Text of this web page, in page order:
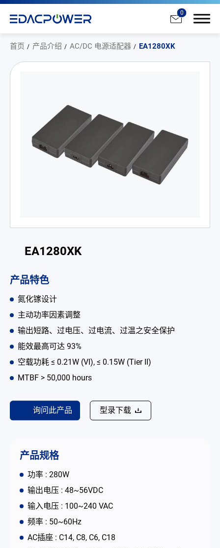
0
首页 产品介绍 AC/DC 电源适配器 EA1280XK
EA1280XK
产品特色
氮化镓设计
主动功率因素调整
输出短路、过电压、过电流、过温之安全保护
能效最高可达 93%
空载功耗 ≤ 0.21W (VI), ≤ 0.15W (Tier II)
MTBF > 50,000 hours
询问此产品 型录下载
产品规格
功率 : 280W
输出电压 : 48~56VDC
输入电压 : 100~240 VAC
频率 : 50~60Hz
AC插座 : C14, C8, C6, C18
AC/DC 电源适配器
AC/DC 医疗电源供应器
电池适配充电器
开放式电源
内置机壳型电源适配器
LED 电源
CRPS 电源
为何选择翌胜
最新消息
公司简介
联络我们
简体中文 English